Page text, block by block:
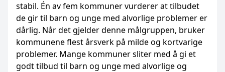
stabil. Én av fem kommuner vurderer at tilbudet
de gir til barn og unge med alvorlige problemer er
dårlig. Når det gjelder denne målgruppen, bruker
kommunene flest årsverk på milde og kortvarige
problemer. Mange kommuner sliter med å gi et
godt tilbud til barn og unge med alvorlige og